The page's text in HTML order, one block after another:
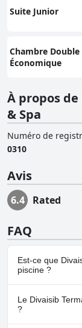
Suite Junior
Chambre
Économique
À propos
& Spa
Numéro de
0310
Avis
6.4 Rated
FAQ
Est-ce que
piscine ?
Oui, Divaisib
appartenant à
Le Divaisib
?